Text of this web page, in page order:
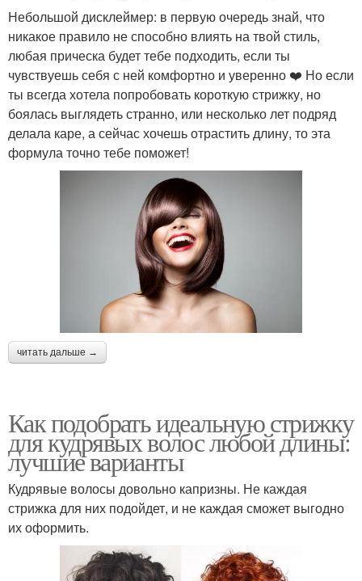
Небольшой дисклеймер: в первую очередь знай, что
никакое правило не способно влиять на твой стиль,
любая прическа будет тебе подходить, если ты
чувствуешь себя с ней комфортно и уверенно ❤️‍ Но если
ты всегда хотела попробовать короткую стрижку, но
боялась выглядеть странно, или несколько лет подряд
делала каре, а сейчас хочешь отрастить длину, то эта
формула точно тебе поможет!
читать дальше →
Как подобрать идеальную стрижку
для кудрявых волос любой длины:
лучшие варианты
Кудрявые волосы довольно капризны. Не каждая
стрижка для них подойдет, и не каждая сможет выгодно
их оформить.